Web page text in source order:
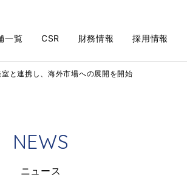
一覧 CSR 財務情報 採用情報
と連携し、海外市場への展開を開始
NEWS
ニュ ース